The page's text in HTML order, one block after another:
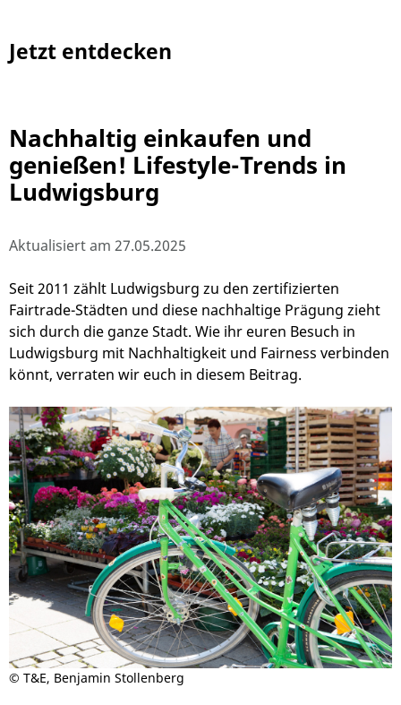
Jetzt entdecken
Nachhaltig einkaufen und
genießen! Lifestyle-Trends in
Ludwigsburg
Aktualisiert am 27.05.2025
Seit 2011 zählt Ludwigsburg zu den zertifizierten
Fairtrade-Städten und diese nachhaltige Prägung zieht
sich durch die ganze Stadt. Wie ihr euren Besuch in
Ludwigsburg mit Nachhaltigkeit und Fairness verbinden
könnt, verraten wir euch in diesem Beitrag.
© T&E, Benjamin Stollenberg